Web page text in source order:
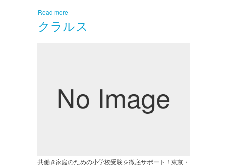
Read more
クラルス
共働き家庭のための小学校受験を徹底サポート！東京・